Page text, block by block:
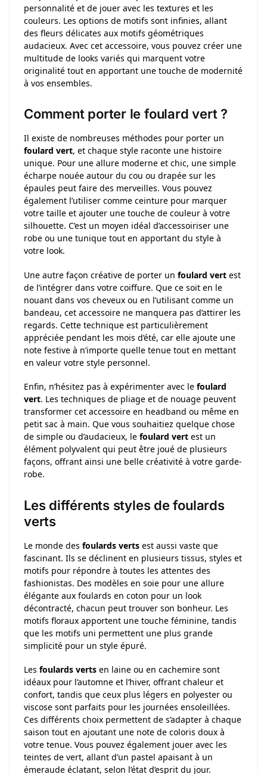
personnalité et de jouer avec les textures et les
couleurs. Les options de motifs sont infinies, allant
des fleurs délicates aux motifs géométriques
audacieux. Avec cet accessoire, vous pouvez créer une
multitude de looks variés qui marquent votre
originalité tout en apportant une touche de modernité
à vos ensembles.
Comment porter le foulard vert ?
Il existe de nombreuses méthodes pour porter un
foulard vert, et chaque style raconte une histoire
unique. Pour une allure moderne et chic, une simple
écharpe nouée autour du cou ou drapée sur les
épaules peut faire des merveilles. Vous pouvez
également l’utiliser comme ceinture pour marquer
votre taille et ajouter une touche de couleur à votre
silhouette. C’est un moyen idéal d’accessoiriser une
robe ou une tunique tout en apportant du style à
votre look.
Une autre façon créative de porter un foulard vert est
de l’intégrer dans votre coiffure. Que ce soit en le
nouant dans vos cheveux ou en l’utilisant comme un
bandeau, cet accessoire ne manquera pas d’attirer les
regards. Cette technique est particulièrement
appréciée pendant les mois d’été, car elle ajoute une
note festive à n’importe quelle tenue tout en mettant
en valeur votre style personnel.
Enfin, n’hésitez pas à expérimenter avec le foulard
vert. Les techniques de pliage et de nouage peuvent
transformer cet accessoire en headband ou même en
petit sac à main. Que vous souhaitiez quelque chose
de simple ou d’audacieux, le foulard vert est un
élément polyvalent qui peut être joué de plusieurs
façons, offrant ainsi une belle créativité à votre garde-
robe.
Les différents styles de foulards
verts
Le monde des foulards verts est aussi vaste que
fascinant. Ils se déclinent en plusieurs tissus, styles et
motifs pour répondre à toutes les attentes des
fashionistas. Des modèles en soie pour une allure
élégante aux foulards en coton pour un look
décontracté, chacun peut trouver son bonheur. Les
motifs floraux apportent une touche féminine, tandis
que les motifs uni permettent une plus grande
simplicité pour un style épuré.
Les foulards verts en laine ou en cachemire sont
idéaux pour l’automne et l’hiver, offrant chaleur et
confort, tandis que ceux plus légers en polyester ou
viscose sont parfaits pour les journées ensoleillées.
Ces différents choix permettent de s’adapter à chaque
saison tout en ajoutant une note de coloris doux à
votre tenue. Vous pouvez également jouer avec les
teintes de vert, allant d’un pastel apaisant à un
émeraude éclatant, selon l’état d’esprit du jour.